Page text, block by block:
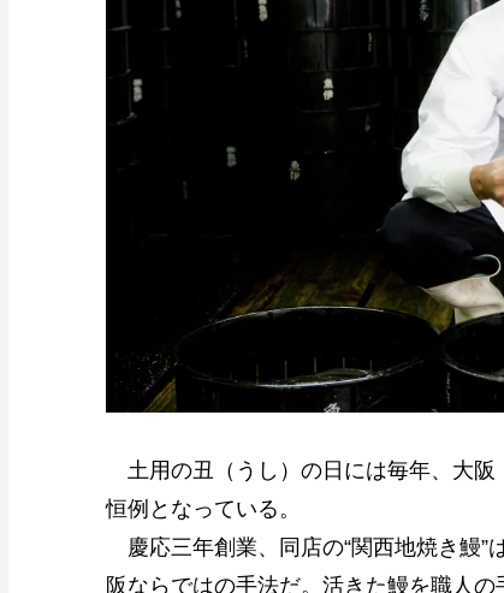
土用の丑（うし）の日には毎年、大阪
恒例となっている。
慶応三年創業、同店の“関西地焼き鰻”
阪ならではの手法だ。活きた鰻を職人